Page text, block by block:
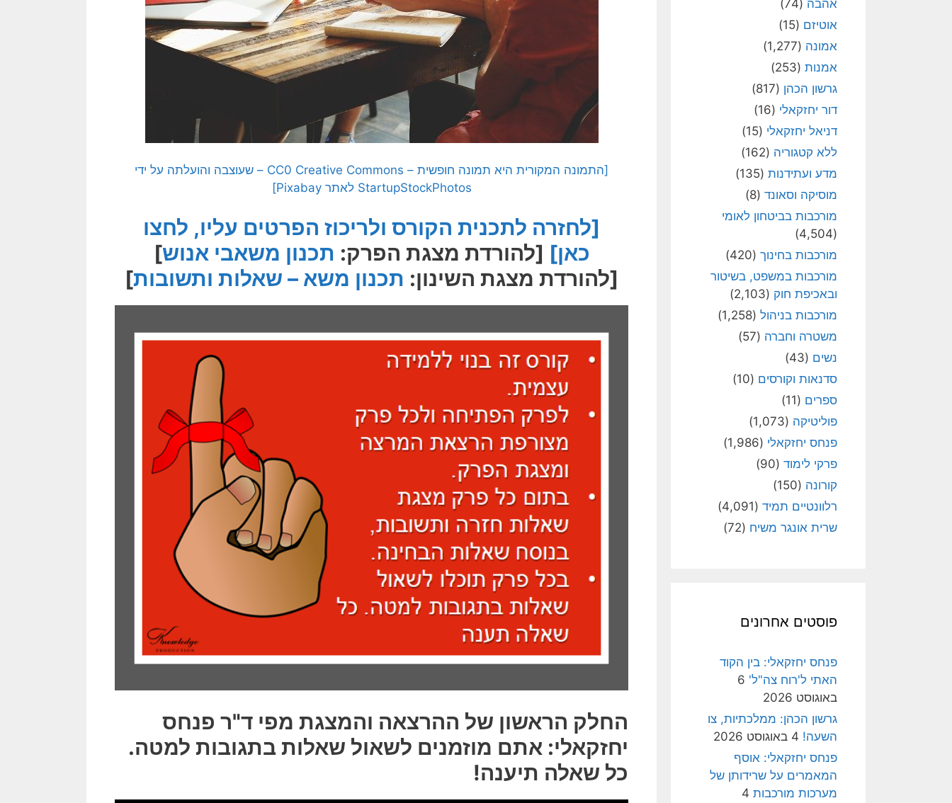
[התמונה המקורית היא תמונה חופשית – CC0 Creative Commons – שעוצבה והועלתה על ידי
StartupStockPhotos לאתר Pixabay]
[לחזרה לתכנית הקורס ולריכוז הפרטים עליו, לחצו
כאן] [להורדת מצגת הפרק: תכנון משאבי אנוש]
[להורדת מצגת השינון: תכנון משא – שאלות ותשובות]
החלק הראשון של ההרצאה והמצגת מפי ד"ר פנחס
יחזקאלי: אתם מוזמנים לשאול שאלות בתגובות למטה.
כל שאלה תיענה!
אהבה (74)
אוטיזם (15)
אמונה (1,277)
אמנות (253)
גרשון הכהן (817)
דור יחזקאלי (16)
דניאל יחזקאלי (15)
ללא קטגוריה (162)
מדע ועתידנות (135)
מוסיקה וסאונד (8)
מורכבות בביטחון לאומי
(4,504)
מורכבות בחינוך (420)
מורכבות במשפט, בשיטור
ובאכיפת חוק (2,103)
מורכבות בניהול (1,258)
משטרה וחברה (57)
נשים (43)
סדנאות וקורסים (10)
ספרים (11)
פוליטיקה (1,073)
פנחס יחזקאלי (1,986)
פרקי לימוד (90)
קורונה (150)
רלוונטיים תמיד (4,091)
שרית אונגר משיח (72)
פוסטים אחרונים
פנחס יחזקאלי: בין הקוד
האתי ל'רוח צה"ל' 6
באוגוסט 2026
גרשון הכהן: ממלכתיות, צו
השעה! 4 באוגוסט 2026
פנחס יחזקאלי: אוסף
המאמרים על שרידותן של
מערכות מורכבות 4